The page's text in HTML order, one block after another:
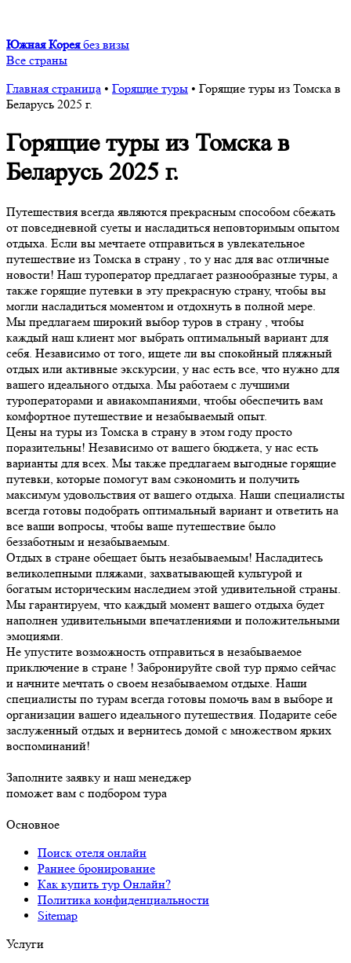
Южная Корея без визы
Все страны
Главная страница • Горящие туры • Горящие туры из Томска в
Беларусь 2025 г.
Горящие туры из Томска в
Беларусь 2025 г.
Путешествия всегда являются прекрасным способом сбежать
от повседневной суеты и насладиться неповторимым опытом
отдыха. Если вы мечтаете отправиться в увлекательное
путешествие из Томска в страну , то у нас для вас отличные
новости! Наш туроператор предлагает разнообразные туры, а
также горящие путевки в эту прекрасную страну, чтобы вы
могли насладиться моментом и отдохнуть в полной мере.
Мы предлагаем широкий выбор туров в страну , чтобы
каждый наш клиент мог выбрать оптимальный вариант для
себя. Независимо от того, ищете ли вы спокойный пляжный
отдых или активные экскурсии, у нас есть все, что нужно для
вашего идеального отдыха. Мы работаем с лучшими
туроператорами и авиакомпаниями, чтобы обеспечить вам
комфортное путешествие и незабываемый опыт.
Цены на туры из Томска в страну в этом году просто
поразительны! Независимо от вашего бюджета, у нас есть
варианты для всех. Мы также предлагаем выгодные горящие
путевки, которые помогут вам сэкономить и получить
максимум удовольствия от вашего отдыха. Наши специалисты
всегда готовы подобрать оптимальный вариант и ответить на
все ваши вопросы, чтобы ваше путешествие было
беззаботным и незабываемым.
Отдых в стране обещает быть незабываемым! Насладитесь
великолепными пляжами, захватывающей культурой и
богатым историческим наследием этой удивительной страны.
Мы гарантируем, что каждый момент вашего отдыха будет
наполнен удивительными впечатлениями и положительными
эмоциями.
Не упустите возможность отправиться в незабываемое
приключение в стране ! Забронируйте свой тур прямо сейчас
и начните мечтать о своем незабываемом отдыхе. Наши
специалисты по турам всегда готовы помочь вам в выборе и
организации вашего идеального путешествия. Подарите себе
заслуженный отдых и вернитесь домой с множеством ярких
воспоминаний!
Заполните заявку и наш менеджер
поможет вам с подбором тура
Основное
Поиск отеля онлайн
Раннее бронирование
Как купить тур Онлайн?
Политика конфиденциальности
Sitemap
Услуги